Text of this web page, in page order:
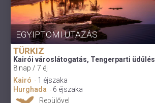
EGYIPTOMI UTAZÁS
TÜRKIZ
Kairói városlátogatás, Tengerparti üdülés
8 nap / 7 éj
Kairó - 1 éjszaka
Hurghada - 6 éjszaka
Repülővel